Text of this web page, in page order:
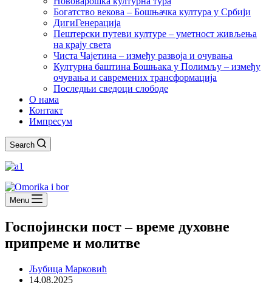
Богатство векова – Бошњачка култура у Србији
ДигиГенерација
Пештерски путеви културе – уметност живљења
на крају света
Чиста Чајетина – између развоја и очувања
Културна баштина Бошњака у Полимљу – између
очувања и савремених трансформација
Последњи сведоци слободе
О нама
Контакт
Импресум
Search
Menu
Госпојински пост – време духовне
припреме и молитве
Љубица Марковић
14.08.2025